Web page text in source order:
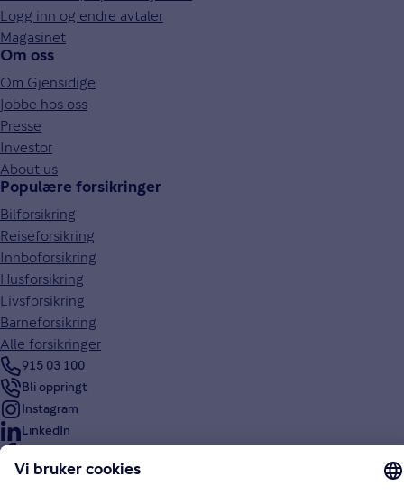
Logg inn og endre avtaler
Magasinet
Om oss
Om Gjensidige
Jobbe hos oss
Presse
Investor
About us
Populære forsikringer
Bilforsikring
Reiseforsikring
Innboforsikring
Husforsikring
Livsforsikring
Barneforsikring
Alle forsikringer
915 03 100
Bli oppringt
Instagram
LinkedIn